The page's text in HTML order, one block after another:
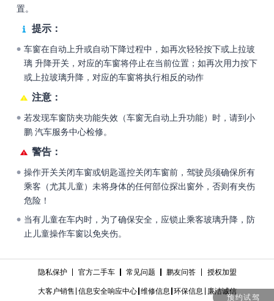
预约试驾
置。
提示：
● 车窗在自动上升或自动下降过程中，如再次轻轻按下或上拉玻
璃 升降开关，对应的车窗将停止在当前位置；如再次用力按下
或上拉玻璃升降，对应的车窗将执行相反的动作
注意：
● 若发现车窗防夹功能失效（车窗无自动上升功能）时，请到小
鹏 汽车服务中心检修。
警告：
● 操作开关关闭车窗或钥匙遥控关闭车窗前，驾驶员须确保所有
乘客（尤其儿童）未将身体的任何部位探出窗外，否则有夹伤
危险！
●
当有儿童在车内时，为了确保安全，应锁止乘客玻璃升降，防
止儿童操作车窗以免夹伤。
隐私保护 官方二手车 常见问题 鹏友问答 授权加盟
大客户销售 信息安全响应中心 维修信息 环保信息 廉洁诚信